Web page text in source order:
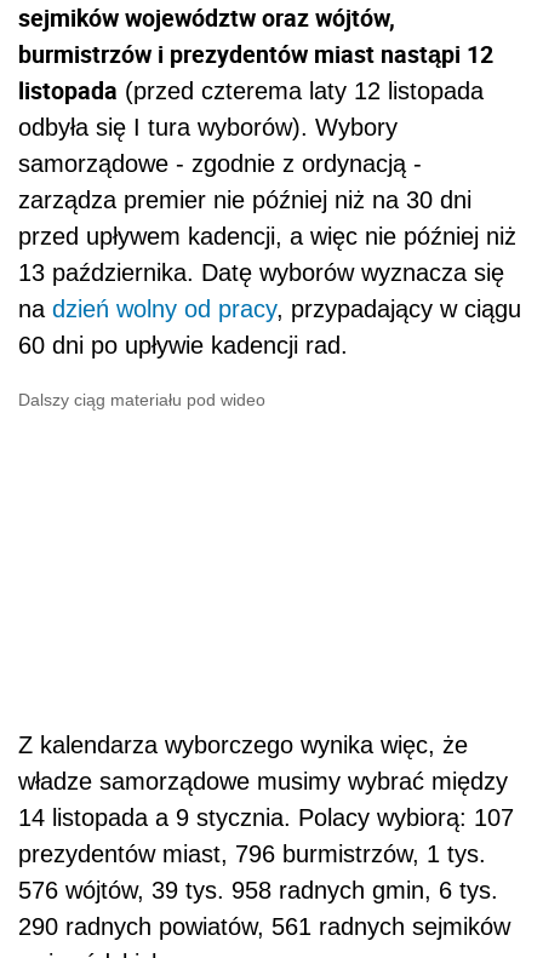
sejmików województw oraz wójtów,
burmistrzów i prezydentów miast nastąpi 12
listopada (przed czterema laty 12 listopada
odbyła się I tura wyborów). Wybory
samorządowe - zgodnie z ordynacją -
zarządza premier nie później niż na 30 dni
przed upływem kadencji, a więc nie później niż
13 października. Datę wyborów wyznacza się
na dzień wolny od pracy, przypadający w ciągu
60 dni po upływie kadencji rad.
Dalszy ciąg materiału pod wideo
Z kalendarza wyborczego wynika więc, że
władze samorządowe musimy wybrać między
14 listopada a 9 stycznia. Polacy wybiorą: 107
prezydentów miast, 796 burmistrzów, 1 tys.
576 wójtów, 39 tys. 958 radnych gmin, 6 tys.
290 radnych powiatów, 561 radnych sejmików